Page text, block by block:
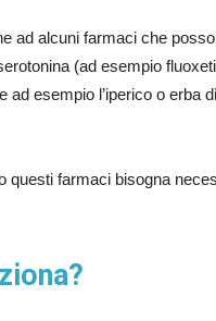
ad alcuni farmaci che
(ad esempio
esempio l’iperico o erba
questi farmaci bisogna